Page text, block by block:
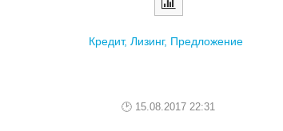
Кредит, Лизинг, Предложение
15.08.2017 22:31